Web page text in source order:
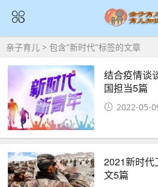
亲子育儿 > 包含"新时代"标签的文章
结合疫情谈
国担当5篇
2022-05-
2021新时代
文5篇